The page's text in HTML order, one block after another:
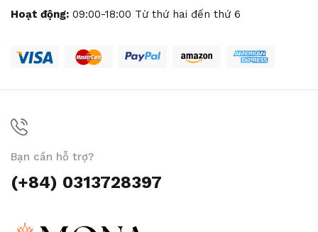
Hoạt động: 09:00-18:00 Từ thứ hai đến thứ 6
Bạn cần hỗ trợ?
(+84) 0313728397